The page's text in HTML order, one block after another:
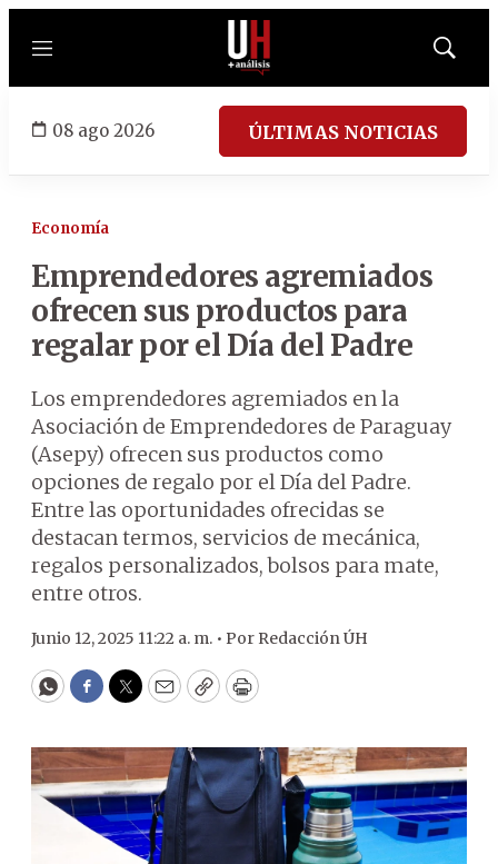
Menú
Mostrar
08 ago 2026 ÚLTIMAS NOTICIAS
Economía
Emprendedores agremiados
ofrecen sus productos para
regalar por el Día del Padre
Los emprendedores agremiados en la
Asociación de Emprendedores de Paraguay
(Asepy) ofrecen sus productos como
opciones de regalo por el Día del Padre.
Entre las oportunidades ofrecidas se
destacan termos, servicios de mecánica,
regalos personalizados, bolsos para mate,
entre otros.
Junio 12, 2025 11:22 a. m. • Por Redacción ÚH
WhatsApp
Facebook
Twitter
EmailCopyPrint